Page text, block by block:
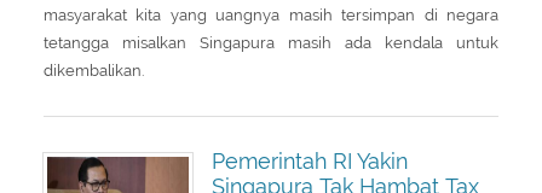
masyarakat kita yang uangnya masih tersimpan di negara
tetangga misalkan Singapura masih ada kendala untuk
dikembalikan.
Pemerintah RI Yakin
Singapura Tak Hambat Tax